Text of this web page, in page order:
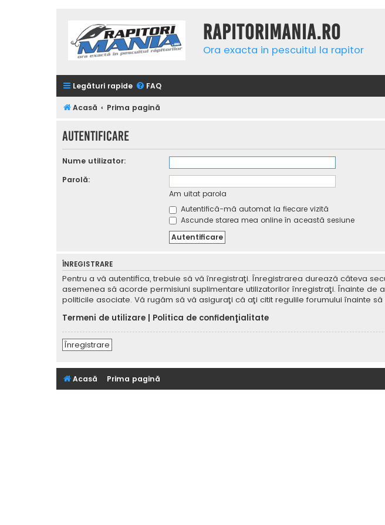
Rapitorimania.ro
Ora exacta in pescuitul la rapitor
Legături rapide FAQ
Acasă Prima pagină
Autentificare
Nume utilizator:
Parolă:
Am uitat parola
Autentifică-mă automat la fiecare vizită
Ascunde starea mea online în această sesiune
ÎNREGISTRARE
Pentru a vă autentifica, trebuie să vă înregistraţi. Înregistrarea durează câteva
asemenea să acorde permisiuni suplimentare utilizatorilor înregistraţi. Înainte
politicile asociate. Vă rugăm să vă asiguraţi că aţi citit regulile forumului înainte
Termeni de utilizare
Politica de confidenţialitate
Înregistrare
Acasă Prima pagină